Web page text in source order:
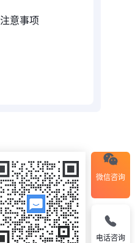
意事项
微信咨询
电话咨询